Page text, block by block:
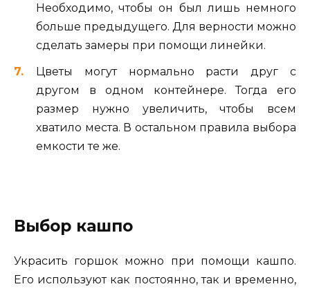
Необходимо, чтобы он был лишь немного
больше предыдущего. Для верности можно
сделать замеры при помощи линейки.
Цветы могут нормально расти друг с
другом в одном контейнере. Тогда его
размер нужно увеличить, чтобы всем
хватило места. В остальном правила выбора
емкости те же.
Выбор кашпо
Украсить горшок можно при помощи кашпо.
Его используют как постоянно, так и временно,